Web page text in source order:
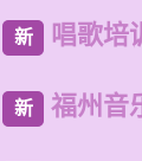
新 唱歌培
新 福州音